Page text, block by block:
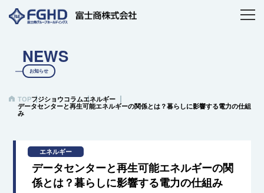
NEWS
お知らせ
TOPフジショウコラムエネルギー
データセンターと再生可能エネルギーの関係とは？暮らしに影響する電力の仕組
み
エネルギー
データセンターと再生可能エネルギーの関
係とは？暮らしに影響する電力の仕組み